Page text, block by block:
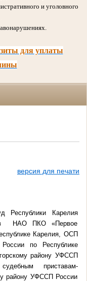
и уголовного
для уплаты
версия для печати
Республики Карелия
НАО ПКО «Первое
Карелия, ОСП
по Республике
району УФССП
приставам-
району УФССП России